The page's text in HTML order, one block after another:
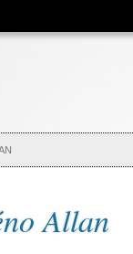
Allan